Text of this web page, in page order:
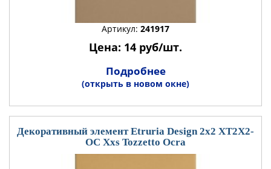
Артикул: 241917
Цена: 14 руб/шт.
Подробнее
(открыть в новом окне)
Декоративный элемент Etruria Design 2x2 XT2X2-
OC Xxs Tozzetto Ocra